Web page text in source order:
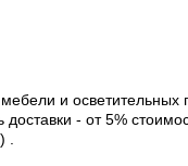
и осветительных
доставки - от 5%